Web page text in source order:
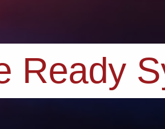
Ready